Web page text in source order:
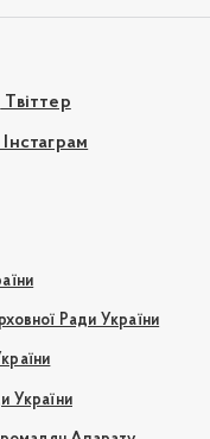
Твіттер
Інстаграм
Ради України
України